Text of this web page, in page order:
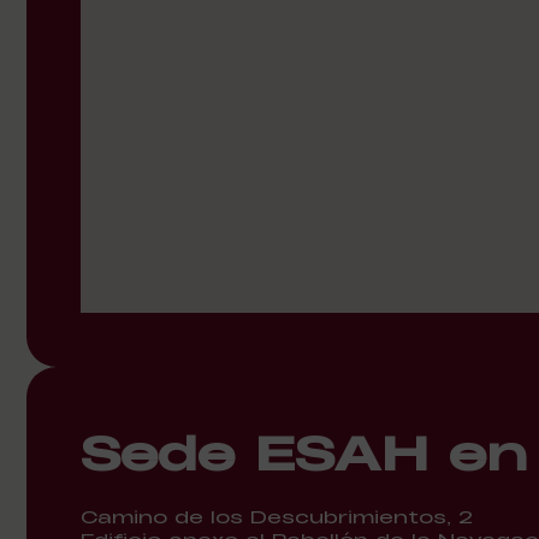
Sede ESAH
Camino de los Descubrimientos, 2